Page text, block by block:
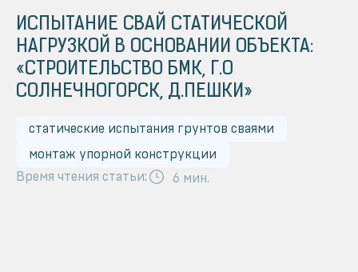
ИСПЫТАНИЕ СВАЙ СТАТИЧЕСКОЙ
НАГРУЗКОЙ В ОСНОВАНИИ ОБЪЕКТА:
«СТРОИТЕЛЬСТВО БМК, Г.О
СОЛНЕЧНОГОРСК, Д.ПЕШКИ»
статические испытания грунтов сваями
монтаж упорной конструкции
Время чтения статьи:
6 мин.